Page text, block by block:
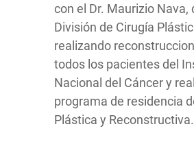
con el Dr. Maurizio Nava,
División de Cirugía
realizando
todos los pacientes del
Nacional del Cáncer y
programa de residencia
Plástica y Reconstructiva.